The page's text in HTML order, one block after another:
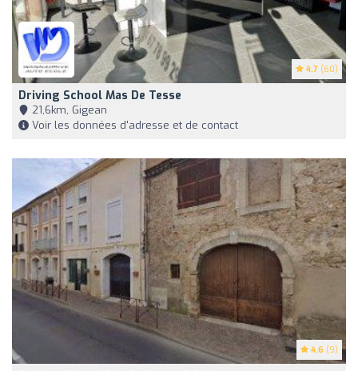
4.7 (60)
Driving School Mas De Tesse
21,6km, Gigean
Voir les données d'adresse et de contact
4.6 (9)